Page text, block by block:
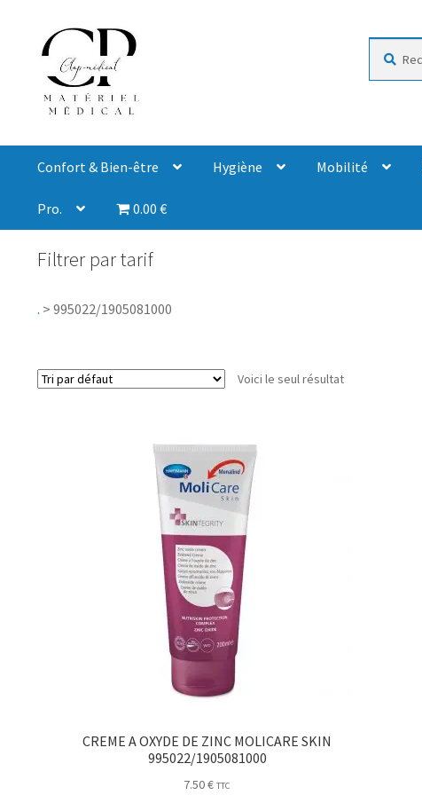
Confort & Bien-être Hygiène Mobilité
Pro. 0.00 €
Filtrer par tarif
. > 995022/1905081000
Voici le seul résultat
CREME A OXYDE DE ZINC MOLICARE SKIN
995022/1905081000
7.50€ TTC